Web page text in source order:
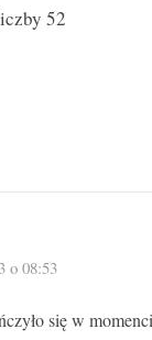
52
o 08:53
się w